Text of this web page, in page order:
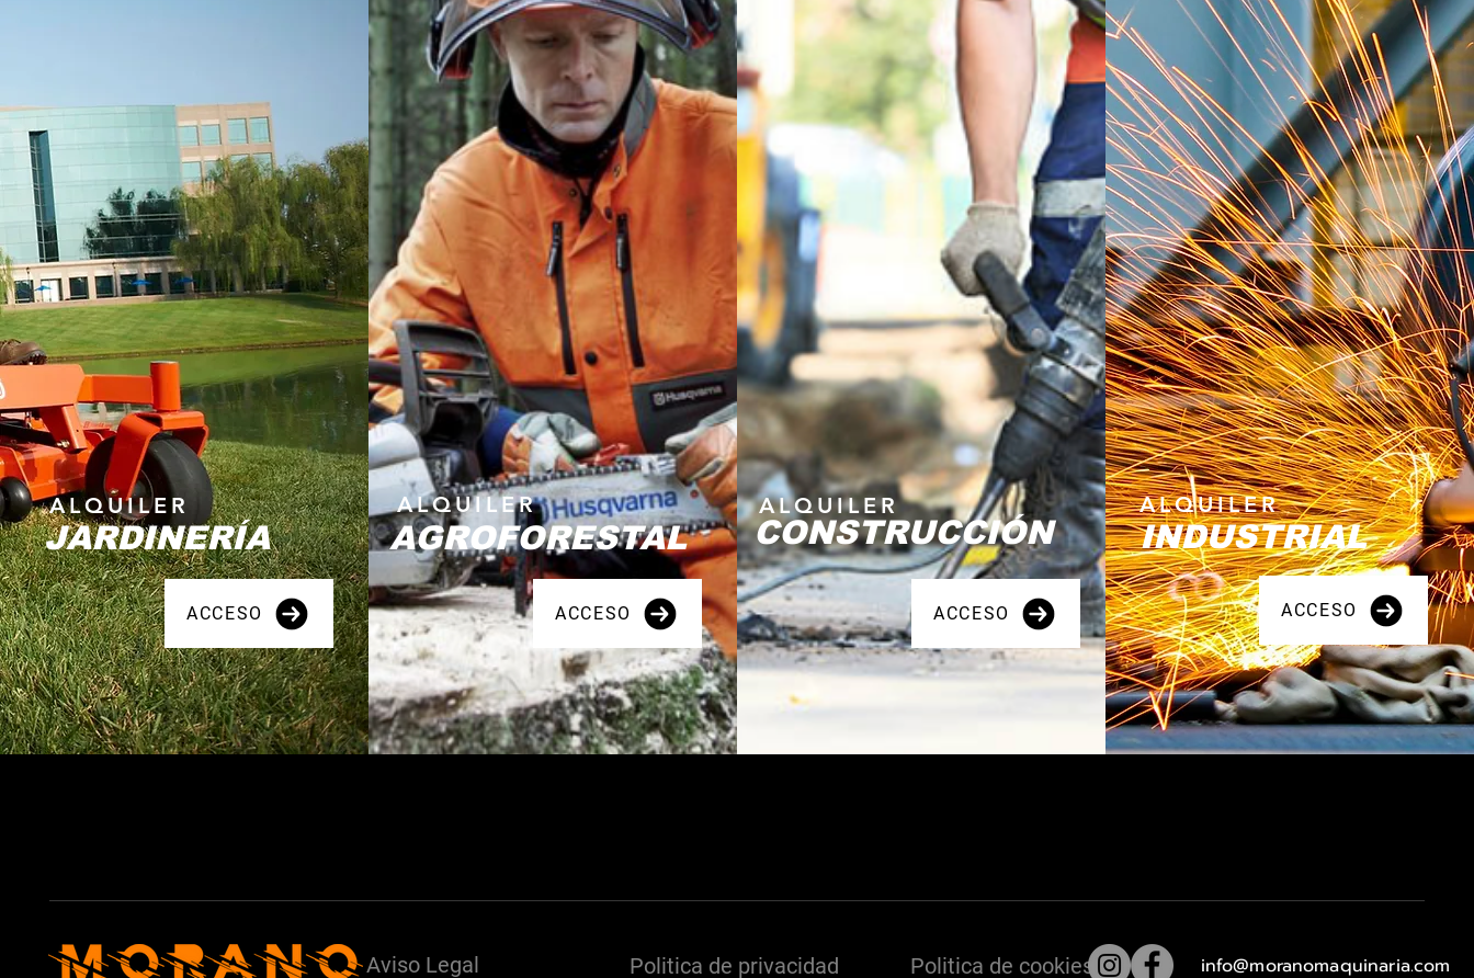
JARDINERÍA
ALQUILER
ACCESO
ALQUILER
AGROFORESTAL
ACCESO
CONSTRUCCIÓN
ALQUILER
ACCESO
INDUSTRIAL
ACCESO
ALQUILER
Aviso Legal Politica de privacidad Politica de cookies info@moranomaquinaria.com